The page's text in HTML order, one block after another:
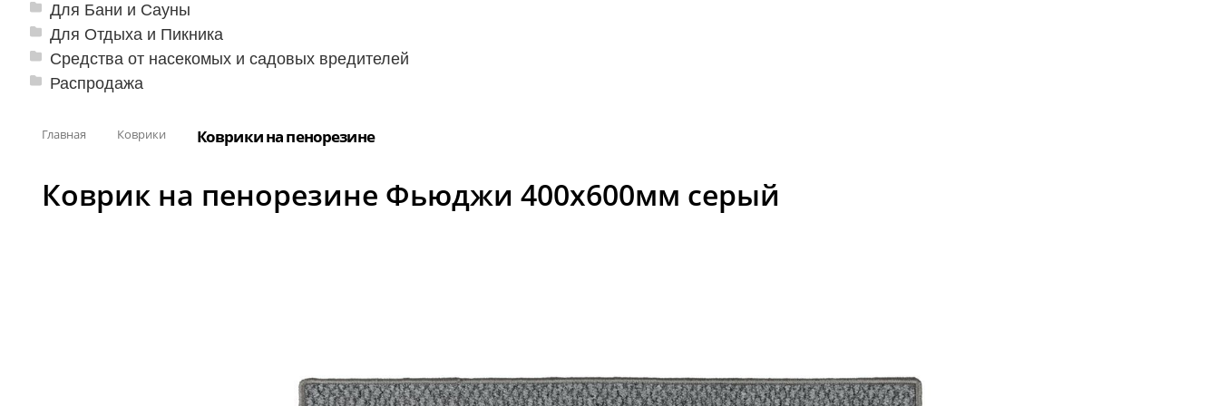
Для Бани и Сауны
Для Отдыха и Пикника
Средства от насекомых и садовых вредителей
Распродажа
Главная Коврики Коврики на пенорезине
Коврик на пенорезине Фьюджи 400x600мм серый